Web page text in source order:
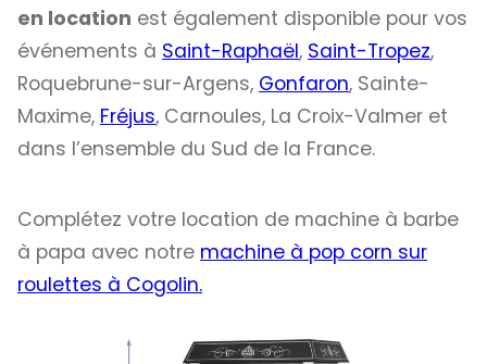
en location est également disponible pour vos
événements à Saint-Raphaël, Saint-Tropez,
Roquebrune-sur-Argens, Gonfaron, Sainte-
Maxime, Fréjus, Carnoules, La Croix-Valmer et
dans l’ensemble du Sud de la France.
Complétez votre location de machine à barbe
à papa avec notre machine à pop corn sur
roulettes à Cogolin.